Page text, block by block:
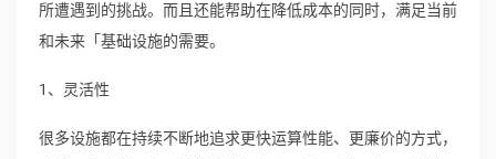
所遭遇到的挑战。而且还能帮助在降低成本的同时，满足当前
和未来「基础设施的需要。
1、灵活性
很多设施都在持续不断地追求更快运算性能、更廉价的方式，